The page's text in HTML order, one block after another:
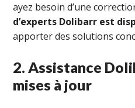
ayez besoin d’une
d’experts Dolibarr est
apporter des solutions
2. Assistance
mises à jour